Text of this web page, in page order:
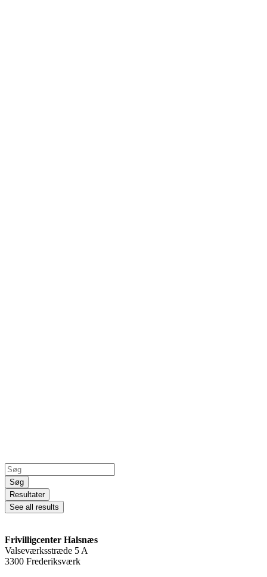
Search
...Søg
Resultater
See all results
Frivilligcenter Halsnæs
Valseværksstræde 5 A
3300 Frederiksværk